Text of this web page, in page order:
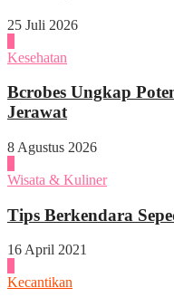
25 Juli 2026
Kesehatan
Bcrobes Ungkap
Jerawat
8 Agustus 2026
Wisata & Kuliner
Tips Berkendara
16 April 2021
Kecantikan